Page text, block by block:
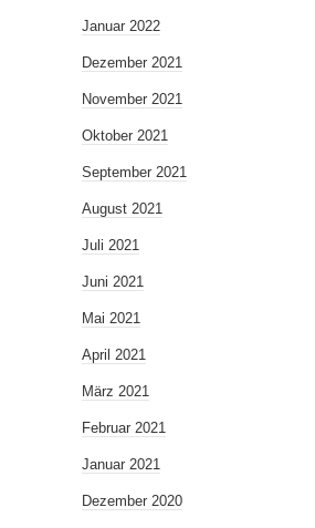
Januar 2022
Dezember 2021
November 2021
Oktober 2021
September 2021
August 2021
Juli 2021
Juni 2021
Mai 2021
April 2021
März 2021
Februar 2021
Januar 2021
Dezember 2020